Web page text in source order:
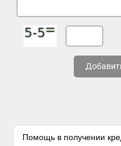
Помощь в получении